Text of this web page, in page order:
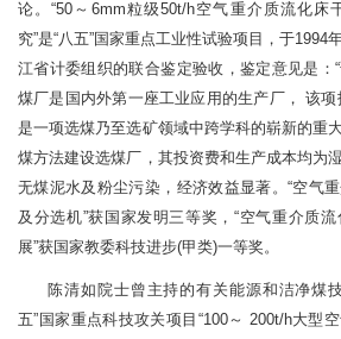
论。“50～6mm粒级50t/h空气重介质流化床
究”是“八五”国家重点工业性试验项目，于1994
江省计委组织的联合鉴定验收，鉴定意见是：
煤厂是国内外第一座工业应用的生产厂， 该项
是一项选煤乃至选矿领域中跨学科的崭新的重
煤方法建设选煤厂，其投资费和生产成本均为
无煤泥水及粉尘污染，经济效益显著。“空气
及分选机”获国家发明三等奖，“空气重介质
展”获国家教委科技进步(甲类)一等奖。
陈清如院士曾主持的有关能源和洁净煤
五”国家重点科技攻关项目“100～ 200t/h大型